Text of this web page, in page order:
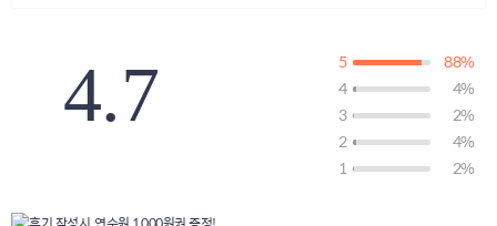
4.7 5
88%
4
4%
3
2%
2
4%
1
2%